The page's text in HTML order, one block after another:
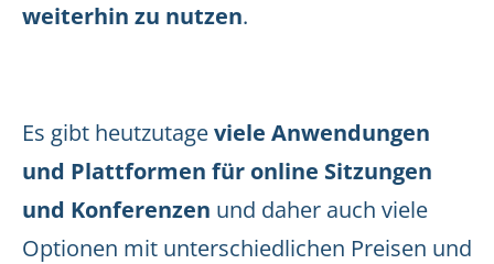
weiterhin zu nutzen.
Es gibt heutzutageviele Anwendungen
und Plattformen für online Sitzungen
und Konferenzen und daher auch viele
Optionen mit unterschiedlichen Preisen und